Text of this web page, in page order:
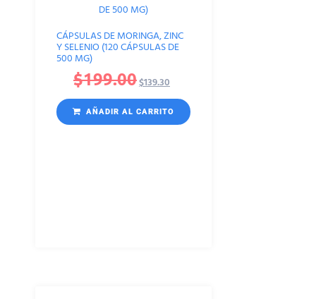
CÁPSULAS DE MORINGA, ZINC
Y SELENIO (120 CÁPSULAS DE
500 MG)
$199.00$139.30
AÑADIR AL CARRITO